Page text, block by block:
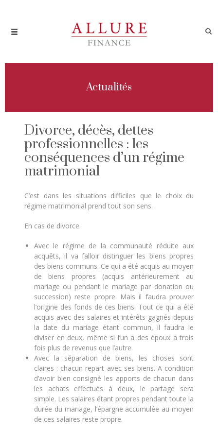
Actualités
Divorce, décès, dettes
professionnelles : les
conséquences d’un régime
matrimonial
C’est dans les situations difficiles que le choix du
régime matrimonial prend tout son sens.
En cas de divorce
Avec le régime de la communauté réduite aux
acquêts, il va falloir distinguer les biens propres
des biens communs. Ce qui a été acquis au moyen
de biens propres (acquis antérieurement au
mariage ou pendant le mariage par donation ou
succession) reste propre. Mais il faudra prouver
l’origine des fonds de ces biens. Tout ce qui a été
acquis avec des salaires et intérêts gagnés depuis
la date du mariage étant commun, il faudra le
diviser en deux, même si l’un a des époux a trois
fois plus de revenus que l’autre.
Avec la séparation de biens, les choses sont
claires : chacun repart avec ses biens. A condition
d’avoir bien consigné les apports de chacun dans
les achats effectués à deux, le partage sera
simple. Les salaires étant propres pendant toute la
durée du mariage, l’épargne accumulée au moyen
de ces salaires reste propre.